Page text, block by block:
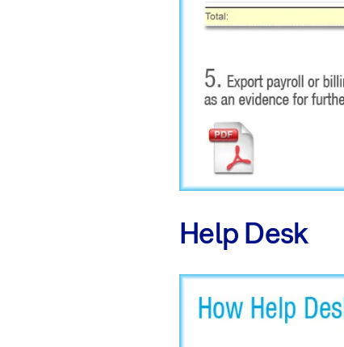
Help Desk